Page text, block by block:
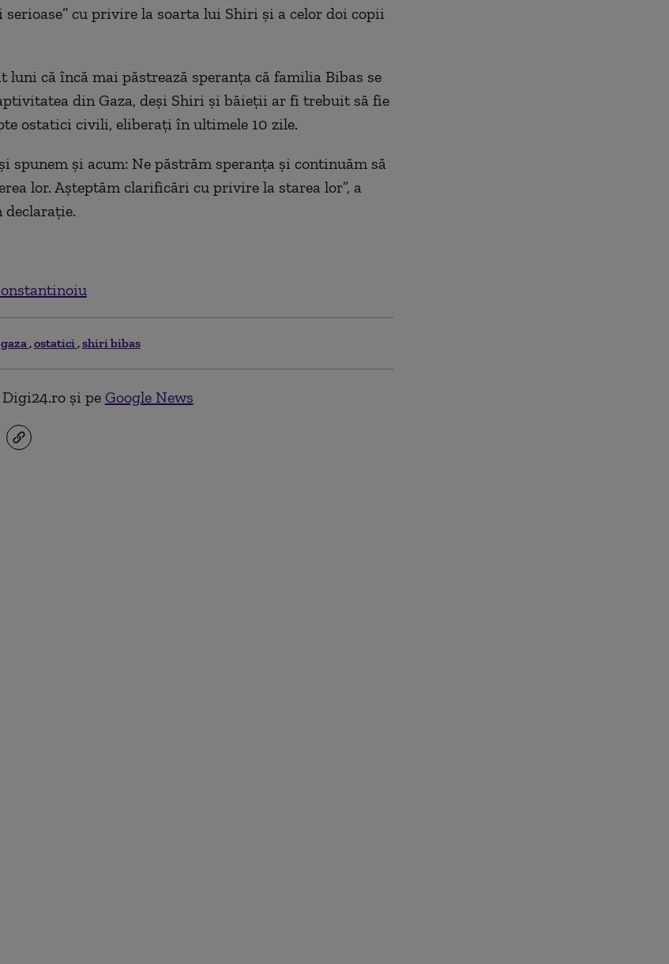
cu privire la soarta lui Shiri și a celor doi copii
luni că încă mai păstrează speranța că familia Bibas se
din Gaza, deși Shiri și băieții ar fi trebuit să fie
ostatici civili, eliberați în ultimele 10 zile.
spunem și acum: Ne păstrăm speranța și continuăm să
lor. Așteptăm clarificări cu privire la starea lor”, a
ostatici shiri bibas
și pe Google News